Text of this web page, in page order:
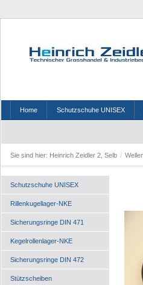
Home Schutzschuhe UNISEX
Sie sind hier: Heinrich Zeidler 2, Selb /
Schutzschuhe UNISEX
Rillenkugellager-NKE
Sicherungsringe DIN 471
Kegelrollenlager-NKE
Sicherungsringe DIN 472
Stützscheiben